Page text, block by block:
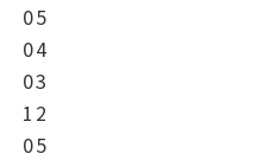
05
04
03
12
05